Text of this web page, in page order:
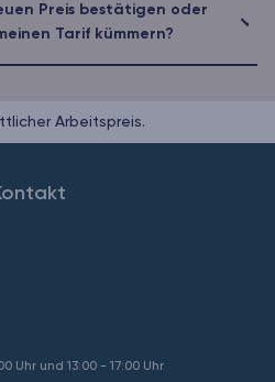
Preis bestätigen oder
Tarif kümmern?
Arbeitspreis.
Uhr und 13:00 - 17:00 Uhr